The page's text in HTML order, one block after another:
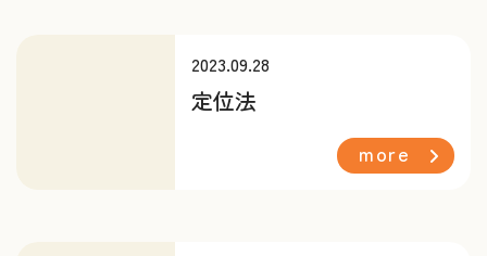
2023.09.28
定位法
more